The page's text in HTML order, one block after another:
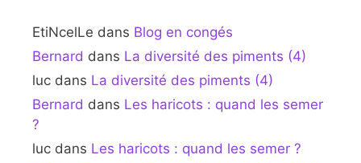
EtiNcelLe dans Blog en congés
Bernard dans La diversité des piments (4)
luc dans La diversité des piments (4)
Bernard dans Les haricots : quand les semer
?
luc dans Les haricots : quand les semer ?